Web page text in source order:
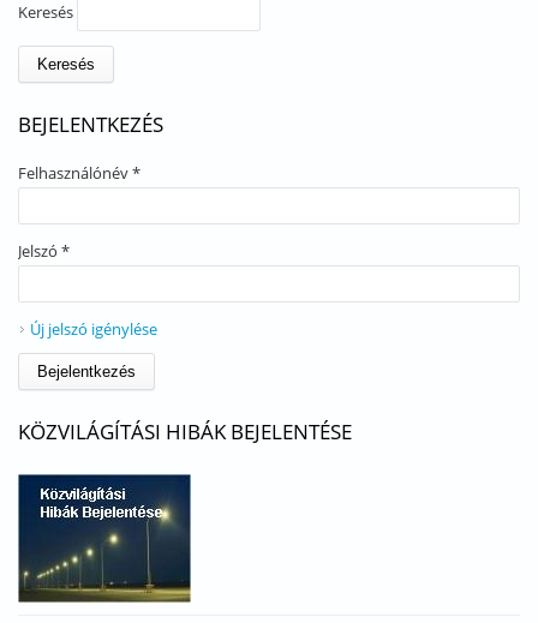
Keresés
BEJELENTKEZÉS
Felhasználónév*
Jelszó *
Új jelszó igénylése
KÖZVILÁGÍTÁSI HIBÁK BEJELENTÉSE